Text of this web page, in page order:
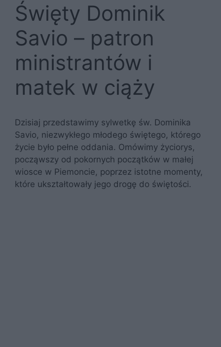
Święty Dominik
Savio – patron
ministrantów i
matek w ciąży
Dzisiaj przedstawimy sylwetkę św. Dominika
Savio, niezwykłego młodego świętego, którego
życie było pełne oddania. Omówimy życiorys,
począwszy od pokornych początków w małej
wiosce w Piemoncie, poprzez istotne momenty,
które ukształtowały jego drogę do świętości.